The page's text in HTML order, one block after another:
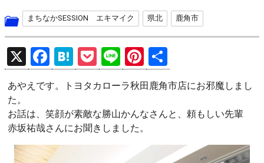
まちなかSESSION エキマイク 県北 鹿角市
X
F
a
ce
b
o
o
H
at
e
n
a
P
o
ck
et
Li
n
e
Pi
nt
er
es
有
あやえです。トヨタカローラ秋田鹿角市店にお邪魔しまし
た。
お話は、笑顔が素敵な勝山かんなさんと、頼もしい先輩
赤坂祐哉さんにお聞きしました。